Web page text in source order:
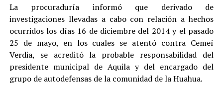
La procuraduría informó que derivado de
investigaciones llevadas a cabo con relación a hechos
ocurridos los días 16 de diciembre del 2014 y el pasado
25 de mayo, en los cuales se atentó contra Cemeí
Verdia, se acreditó la probable responsabilidad del
presidente municipal de Aquila y del encargado del
grupo de autodefensas de la comunidad de la Huahua.